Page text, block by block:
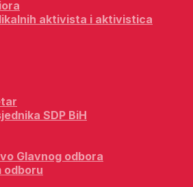
aktivista i aktivistica
SDP BiH
Glavnog odbora
odboru